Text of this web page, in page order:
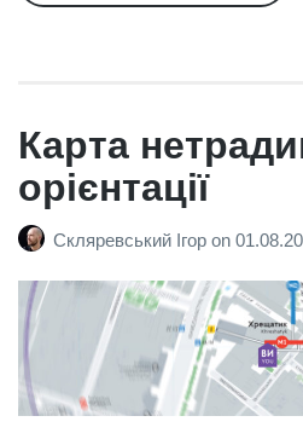
Карта
орієнтації
Скляревський Ігор on